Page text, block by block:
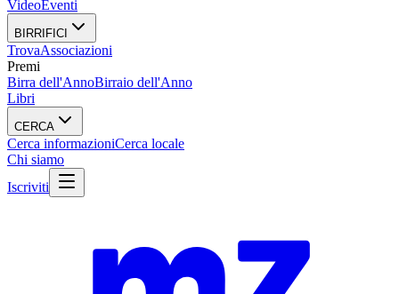
VideoEventi
BIRRIFICI
TrovaAssociazioni
Premi
Birra dell'AnnoBirraio dell'Anno
Libri
CERCA
Cerca informazioniCerca locale
Chi siamo
Iscriviti